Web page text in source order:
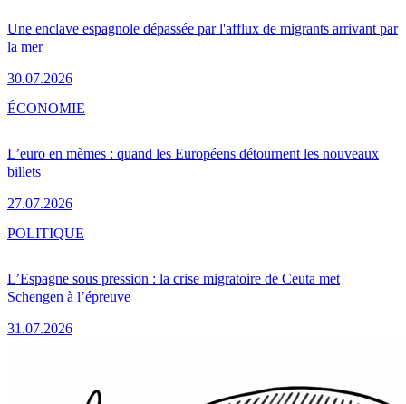
Une enclave espagnole dépassée par l'afflux de migrants arrivant par
la mer
30.07.2026
L’euro en mèmes : quand les Européens détournent les nouveaux
billets
27.07.2026
ÉCONOMIE
L’Espagne sous pression : la crise migratoire de Ceuta met
Schengen à l’épreuve
31.07.2026
POLITIQUE